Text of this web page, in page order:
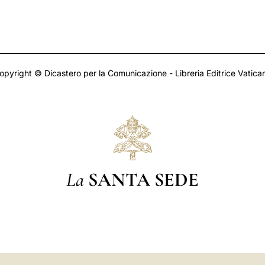
© Dicastero per la Comunicazione - Libreria Editrice
La SANTA SEDE